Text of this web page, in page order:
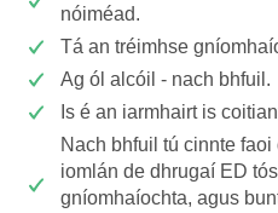
nóiméad.
Tá an tréimhse
Ag ól alcóil - nach bhfuil.
Is é an iarmhairt is
Nach bhfuil tú cinnte
iomlán de dhrugaí ED
gníomhaíochta, agus